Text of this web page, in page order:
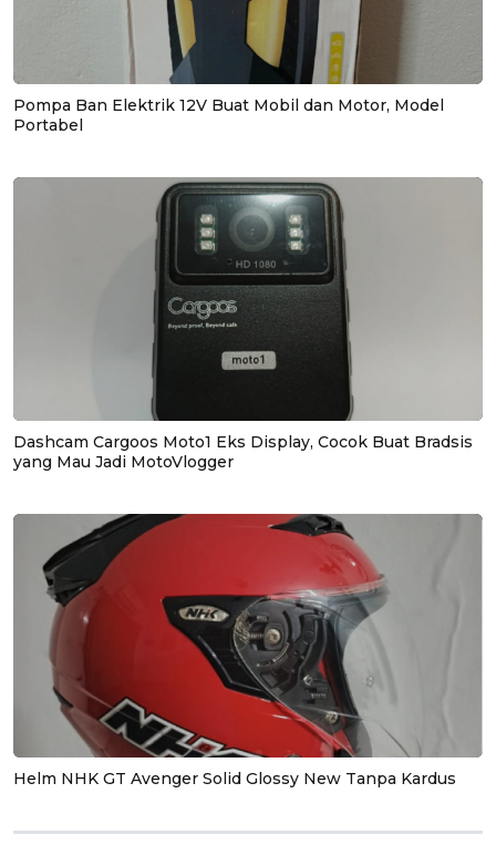
Pompa Ban Elektrik 12V Buat Mobil dan Motor, Model
Portabel
Dashcam Cargoos Moto1 Eks Display, Cocok Buat Bradsis
yang Mau Jadi MotoVlogger
Helm NHK GT Avenger Solid Glossy New Tanpa Kardus